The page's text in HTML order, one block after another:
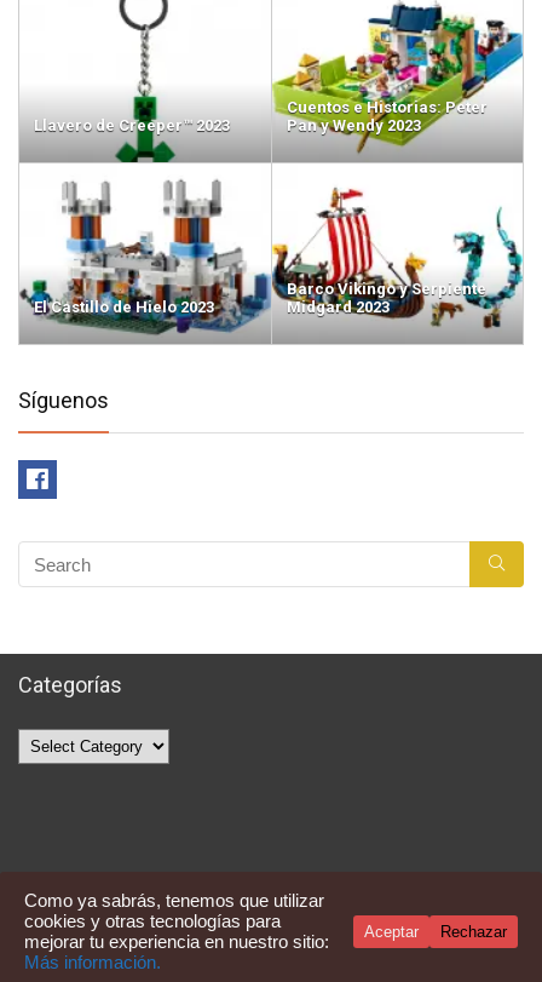
Llavero de Creeper™ 2023
Cuentos e Historias: Peter
Pan y Wendy 2023
El Castillo de Hielo 2023
Barco Vikingo y Serpiente
Midgard 2023
Síguenos
Categorías
Categorías
Como ya sabrás, tenemos que utilizar
cookies y otras tecnologías para
mejorar tu experiencia en nuestro sitio:
Más información.
Aceptar Rechazar